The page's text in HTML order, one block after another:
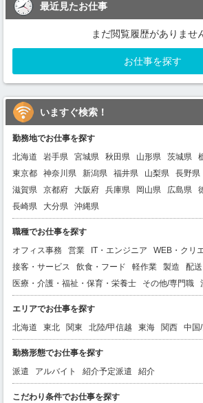
最近見たお仕事
まだ閲覧履歴がありませ
お仕事を探す
いますぐ検索！
勤務地でお仕事を探す
北海道
岩手県 宮城県 秋田県 山形県 茨城県
東京都
神奈川県 新潟県 福井県 山梨県 長野県
滋賀県
京都府 大阪府 兵庫県 岡山県 広島県
長崎県
大分県 沖縄県
職種でお仕事を探す
オフィス事務
営業 IT・エンジニア
WEB・クリ
接客・サービス
飲食・フード 軽作業 製造
配
医療・介護・福祉・保育・栄養士
その他/専門職
エリアでお仕事を探す
北海道
東北 関東 北陸/甲信越 東海 関西 中国
勤務形態でお仕事を探す
派遣
アルバイト 紹介予定派遣 紹介
こだわり条件でお仕事を探す